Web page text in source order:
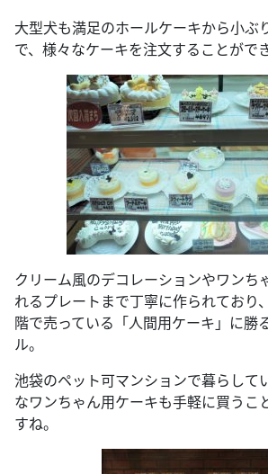
大型犬も満足のホールケーキから小ぶ
で、様々なケーキを注文することができ
クリーム風のデコレーションやワンち
れるプレートまで丁寧に作られており
階で売っている「人間用ケーキ」に勝
ル。
池袋のペット可マンションで暮らして
なワンちゃん用ケーキも手軽に買うこ
すね。